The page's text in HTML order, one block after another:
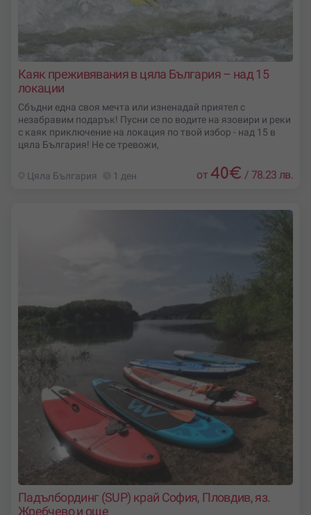
Каяк преживявания в цяла България – над 15
локации
Сбъдни една своя мечта или изненадай приятел с
незабравим подарък! Пусни се по водите на язовири и реки
с каяк приключение на локация по твой избор - над 15 в
цяла България! Не се тревожи,
Цяла България 1 ден от 40€ / 78.23 лв.
Падълбординг (SUP) край София, Пловдив, яз.
Жребчево и още